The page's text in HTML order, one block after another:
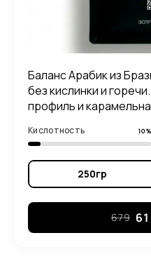
Баланс Арабик из
без кислинки и
профиль и
Кислотность 10%
250гр
679